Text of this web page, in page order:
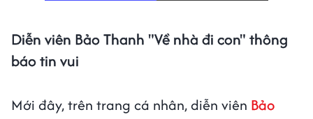
Diễn viên Bảo Thanh "Về nhà đi con" thông
báo tin vui
Mới đây, trên trang cá nhân, diễn viên Bảo